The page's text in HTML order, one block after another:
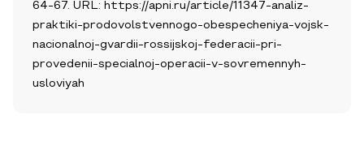
64-67. URL: https://apni.ru/article/11347-analiz-
praktiki-prodovolstvennogo-obespecheniya-vojsk-
nacionalnoj-gvardii-rossijskoj-federacii-pri-
provedenii-specialnoj-operacii-v-sovremennyh-
usloviyah